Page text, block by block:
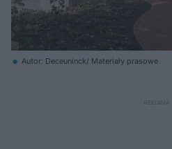
Autor: Deceuninck/ Materiały prasowe